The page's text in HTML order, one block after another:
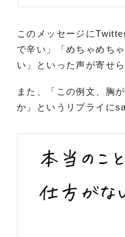
このメッセージに
で辛い」「めちゃめち
い」といった声が寄せ
また、「この例文、胸
か」というリプライに